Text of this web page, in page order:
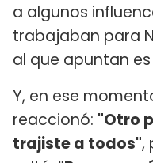
a algunos
trabajaban para
al que apuntan
Y, en ese
reaccionó: "Otro
trajiste a todos",